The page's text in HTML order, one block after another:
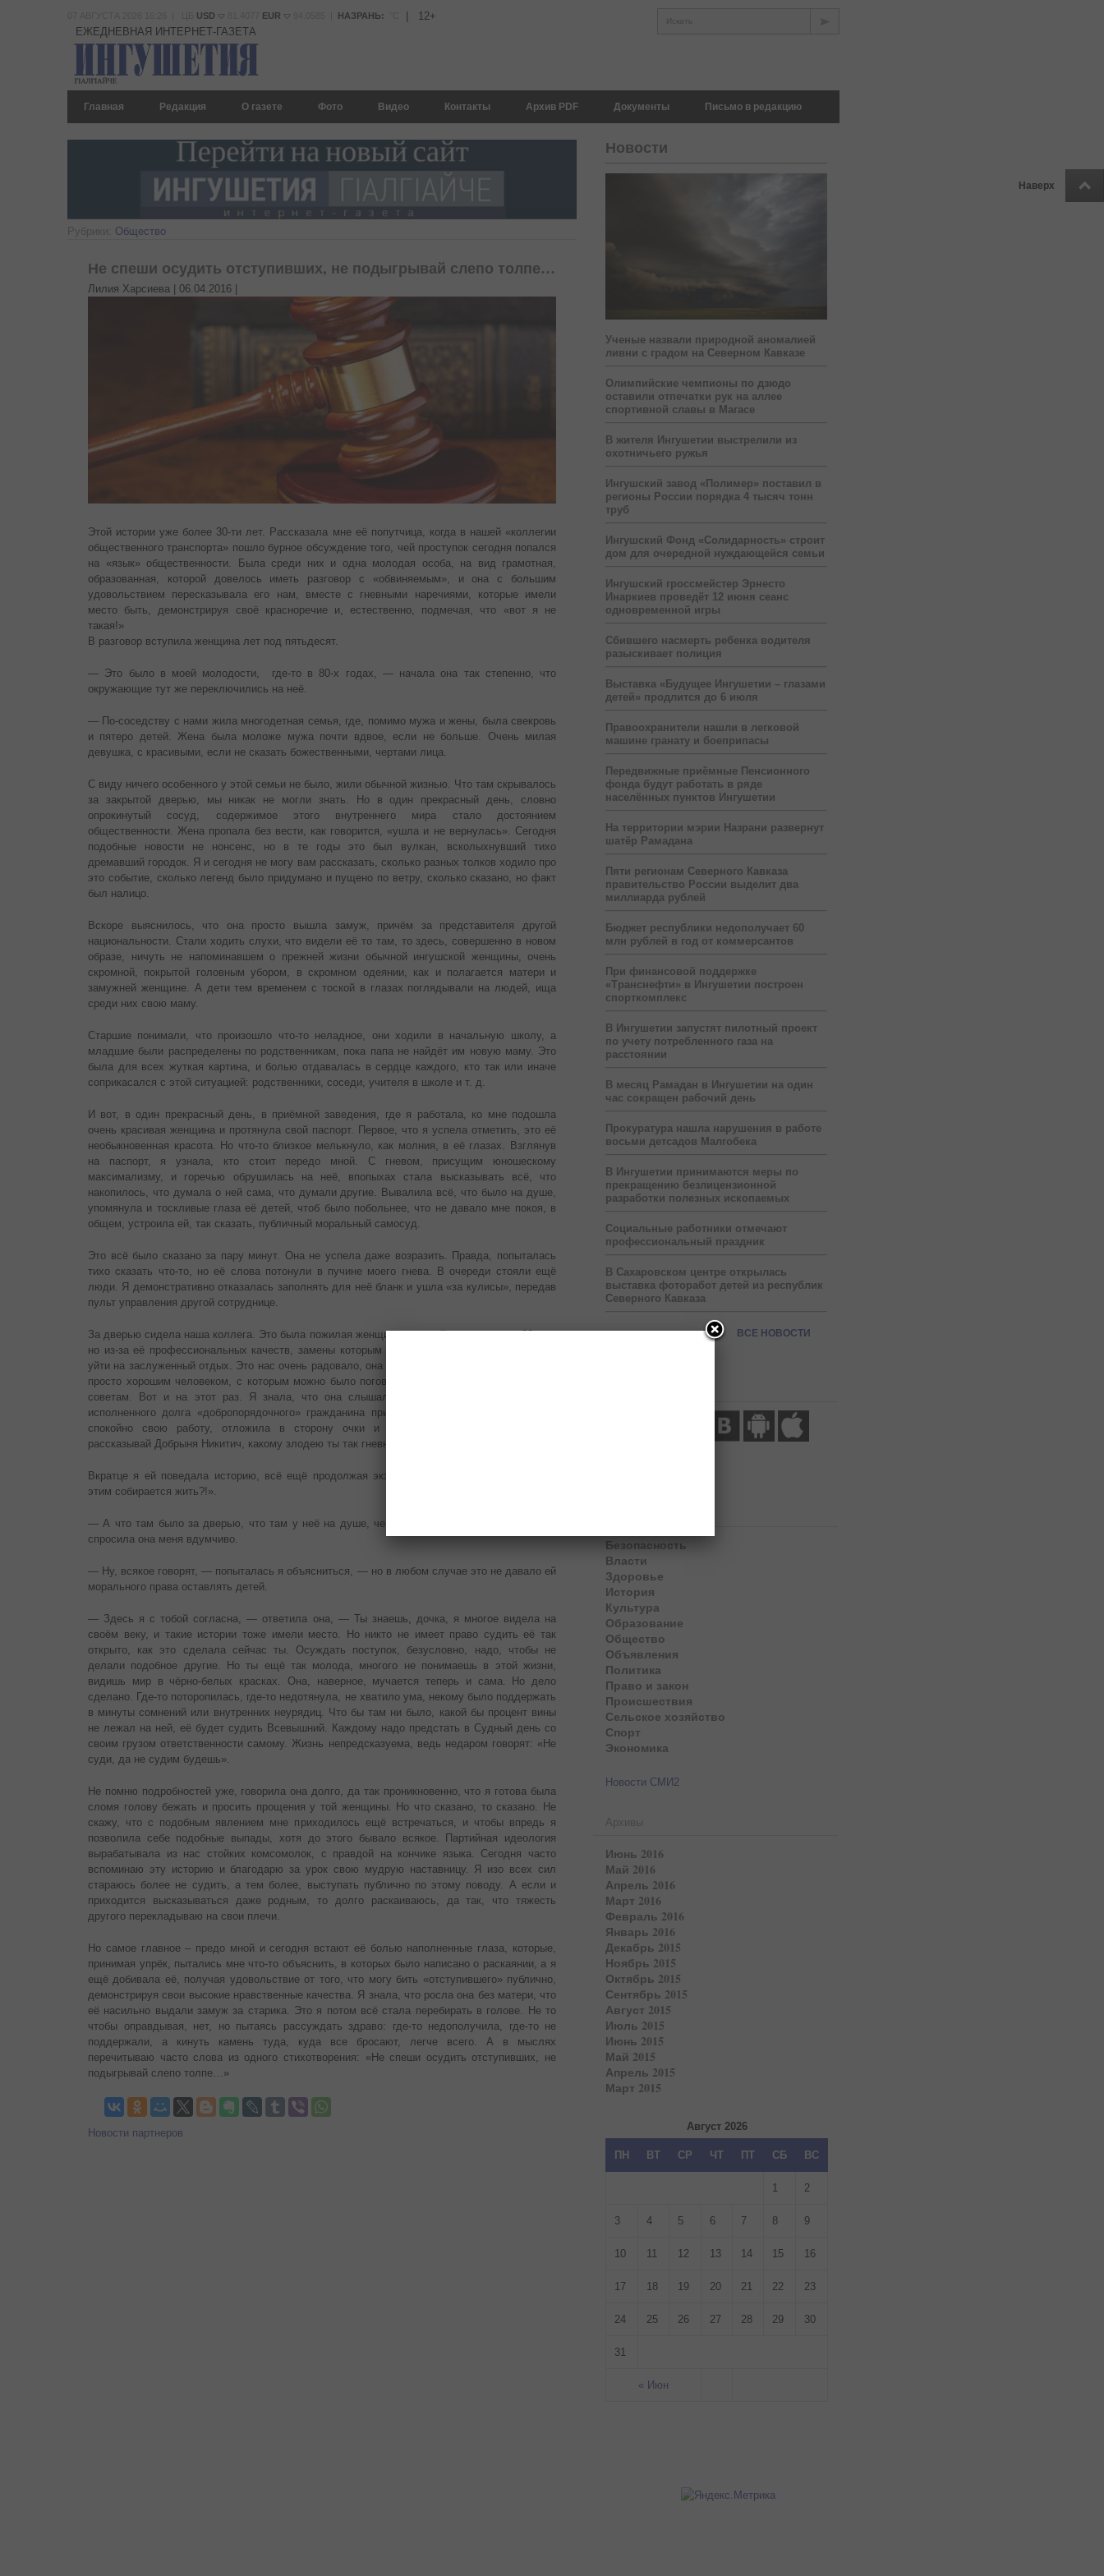
Наверх
USD EUR НАЗРАНЬ: 12+ Искать
ЕЖЕДНЕВНАЯ ИНТЕРНЕТ-ГАЗЕТА
Главная Редакция О газете Фото Видео Контакты Архив PDF Документы Письмо в редакцию
Рубрики: Общество
Не спеши осудить отступивших, не подыгрывай слепо толпе…
Лилия Харсиева | 06.04.2016
Этой истории уже более 30-ти лет. Рассказала мне её попутчица, когда в нашей «коллегии
общественного транспорта» пошло бурное обсуждение того, чей проступок сегодня попался
на «язык» общественности. Была среди них и одна молодая особа, на вид грамотная,
образованная, которой довелось иметь разговор с «обвиняемым», и она с большим
удовольствием пересказывала его нам, вместе с гневными наречиями, которые имели
место быть, демонстрируя своё красноречие и, естественно, подмечая, что «вот я не
такая!»
В разговор вступила женщина лет под пятьдесят.
— Это было в моей молодости, где-то в 80-х годах, — начала она так степенно, что
окружающие тут же переключились на неё.
— По-соседству с нами жила многодетная семья, где, помимо мужа и жены, была свекровь
и пятеро детей. Жена была моложе мужа почти вдвое, если не больше. Очень милая
девушка, с красивыми, если не сказать божественными, чертами лица.
С виду ничего особенного у этой семьи не было, жили обычной жизнью. Что там скрывалось
за закрытой дверью, мы никак не могли знать. Но в один прекрасный день, словно
опрокинутый сосуд, содержимое этого внутреннего мира стало достоянием
общественности. Жена пропала без вести, как говорится, «ушла и не вернулась». Сегодня
подобные новости не нонсенс, но в те годы это был вулкан, всколыхнувший тихо
дремавший городок. Я и сегодня не могу вам рассказать, сколько разных толков ходило про
это событие, сколько легенд было придумано и пущено по ветру, сколько сказано, но факт
был налицо.
Вскоре выяснилось, что она просто вышла замуж, причём за представителя другой
национальности. Стали ходить слухи, что видели её то там, то здесь, совершенно в новом
образе, ничуть не напоминавшем о прежней жизни обычной ингушской женщины, очень
скромной, покрытой головным убором, в скромном одеянии, как и полагается матери и
замужней женщине. А дети тем временем с тоской в глазах поглядывали на людей, ища
среди них свою маму.
Старшие понимали, что произошло что-то неладное, они ходили в начальную школу, а
младшие были распределены по родственникам, пока папа не найдёт им новую маму. Это
была для всех жуткая картина, и болью отдавалась в сердце каждого, кто так или иначе
соприкасался с этой ситуацией: родственники, соседи, учителя в школе и т. д.
И вот, в один прекрасный день, в приёмной заведения, где я работала, ко мне подошла
очень красивая женщина и протянула свой паспорт. Первое, что я успела отметить, это её
необыкновенная красота. Но что-то близкое мелькнуло, как молния, в её глазах. Взглянув
на паспорт, я узнала, кто стоит передо мной. С гневом, присущим юношескому
максимализму, и горечью обрушилась на неё, впопыхах стала высказывать всё, что
накопилось, что думала о ней сама, что думали другие. Вывалила всё, что было на душе,
упомянула и тоскливые глаза её детей, чтоб было побольнее, что не давало мне покоя, в
общем, устроила ей, так сказать, публичный моральный самосуд.
Это всё было сказано за пару минут. Она не успела даже возразить. Правда, попыталась
тихо сказать что-то, но её слова потонули в пучине моего гнева. В очереди стояли ещё
люди. Я демонстративно отказалась заполнять для неё бланк и ушла «за кулисы», передав
пульт управления другой сотруднице.
За дверью сидела наша коллега. Это была пожилая женщина, которой было уже под 80 лет,
но из-за её профессиональных качеств, замены которым пока ещё не было, не давали ей
уйти на заслуженный отдых. Это нас очень радовало, она была нам наставницей в работе и
просто хорошим человеком, с которым можно было поговорить и прислушаться к мудрым
советам. Вот и на этот раз. Я знала, что она слышала весь разговор, и с чувством
исполненного долга «добропорядочного» гражданина присела рядом с ней. Она довела
спокойно свою работу, отложила в сторону очки и сказала так, по-доброму: «Ну,
рассказывай Добрыня Никитич, какому злодею ты так гневно отсекла сейчас голову?»
Вкратце я ей поведала историю, всё ещё продолжая экзекуцию, и вопрошая: «как она с
этим собирается жить?!».
— А что там было за дверью, что там у неё на душе, чем и как она жила, ты знаешь? —
спросила она меня вдумчиво.
— Ну, всякое говорят, — попыталась я объясниться, — но в любом случае это не давало ей
морального права оставлять детей.
— Здесь я с тобой согласна, — ответила она, — Ты знаешь, дочка, я многое видела на
своём веку, и такие истории тоже имели место. Но никто не имеет право судить её так
открыто, как это сделала сейчас ты. Осуждать поступок, безусловно, надо, чтобы не
делали подобное другие. Но ты ещё так молода, многого не понимаешь в этой жизни,
видишь мир в чёрно-белых красках. Она, наверное, мучается теперь и сама. Но дело
сделано. Где-то поторопилась, где-то недотянула, не хватило ума, некому было поддержать
в минуты сомнений или внутренних неурядиц. Что бы там ни было, какой бы процент вины
не лежал на ней, её будет судить Всевышний. Каждому надо предстать в Судный день со
своим грузом ответственности самому. Жизнь непредсказуема, ведь недаром говорят: «Не
суди, да не судим будешь».
Не помню подробностей уже, говорила она долго, да так проникновенно, что я готова была
сломя голову бежать и просить прощения у той женщины. Но что сказано, то сказано. Не
скажу, что с подобным явлением мне приходилось ещё встречаться, и чтобы впредь я
позволила себе подобные выпады, хотя до этого бывало всякое. Партийная идеология
вырабатывала из нас стойких комсомолок, с правдой на кончике языка. Сегодня часто
вспоминаю эту историю и благодарю за урок свою мудрую наставницу. Я изо всех сил
стараюсь более не судить, а тем более, выступать публично по этому поводу. А если и
приходится высказываться даже родным, то долго раскаиваюсь, да так, что тяжесть
другого перекладываю на свои плечи.
Но самое главное – предо мной и сегодня встают её болью наполненные глаза, которые,
принимая упрёк, пытались мне что-то объяснить, в которых было написано о раскаянии, а я
ещё добивала её, получая удовольствие от того, что могу бить «отступившего» публично,
демонстрируя свои высокие нравственные качества. Я знала, что росла она без матери, что
её насильно выдали замуж за старика. Это я потом всё стала перебирать в голове. Не то
чтобы оправдывая, нет, но пытаясь рассуждать здраво: где-то недополучила, где-то не
поддержали, а кинуть камень туда, куда все бросают, легче всего. А в мыслях
перечитываю часто слова из одного стихотворения: «Не спеши осудить отступивших, не
подыгрывай слепо толпе…»
Новости партнеров
Новости
Ученые назвали природной аномалией
ливни с градом на Северном Кавказе
Олимпийские чемпионы по дзюдо
оставили отпечатки рук на аллее
спортивной славы в Магасе
В жителя Ингушетии выстрелили из
охотничьего ружья
Ингушский завод «Полимер» поставил в
регионы России порядка 4 тысяч тонн
труб
Ингушский Фонд «Солидарность» строит
дом для очередной нуждающейся семьи
Ингушский гроссмейстер Эрнесто
Инаркиев проведёт 12 июня сеанс
одновременной игры
Сбившего насмерть ребенка водителя
разыскивает полиция
Выставка «Будущее Ингушетии – глазами
детей» продлится до 6 июля
Правоохранители нашли в легковой
машине гранату и боеприпасы
Передвижные приёмные Пенсионного
фонда будут работать в ряде
населённых пунктов Ингушетии
На территории мэрии Назрани развернут
шатёр Рамадана
Пяти регионам Северного Кавказа
правительство России выделит два
миллиарда рублей
Бюджет республики недополучает 60
млн рублей в год от коммерсантов
При финансовой поддержке
«Транснефти» в Ингушетии построен
спорткомплекс
В Ингушетии запустят пилотный проект
по учету потребленного газа на
расстоянии
В месяц Рамадан в Ингушетии на один
час сокращен рабочий день
Прокуратура нашла нарушения в работе
восьми детсадов Малгобека
В Ингушетии принимаются меры по
прекращению безлицензионной
разработки полезных ископаемых
Социальные работники отмечают
профессиональный праздник
В Сахаровском центре открылась
выставка фоторабот детей из республик
Северного Кавказа
ВСЕ НОВОСТИ
Безопасность
Власти
Здоровье
История
Культура
Образование
Общество
Объявления
Политика
Право и закон
Происшествия
Сельское хозяйство
Спорт
Экономика
Новости СМИ2
Архивы
Июнь 2016
Май 2016
Апрель 2016
Март 2016
Февраль 2016
Январь 2016
Декабрь 2015
Ноябрь 2015
Октябрь 2015
Сентябрь 2015
Август 2015
Июль 2015
Июнь 2015
Май 2015
Апрель 2015
Март 2015
Август 2026
ПН ВТ СР ЧТ ПТ СБ ВС
« Июн
1 2
3 4 5 6 7 8 9
10 11 12 13 14 15 16
17 18 19 20 21 22 23
24 25 26 27 28 29 30
31